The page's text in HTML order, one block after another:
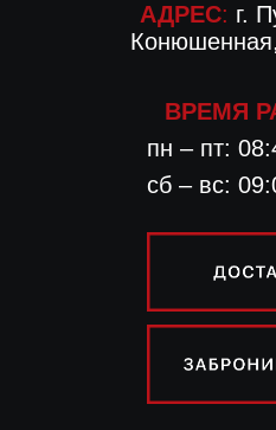
ВРЕМЯ
пн – пт:
сб – вс:
АДРЕС: г.